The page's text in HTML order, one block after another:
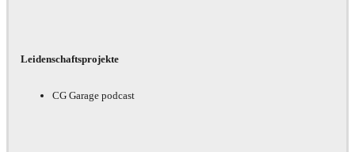
Leidenschaftsprojekte
CG Garage podcast